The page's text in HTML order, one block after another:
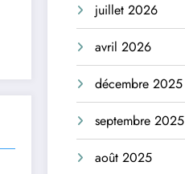
juillet 2026
avril 2026
décembre 2025
septembre 2025
août 2025